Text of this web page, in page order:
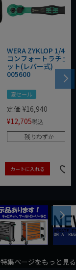
WERA ZYKLOP 1/4"
コンフォートラチェ
ット(レバー式)
005600
夏セール
定価 ¥16,940
¥12,705税込
残りわずか
カートに入れる
Next
特集ページをもっと見る